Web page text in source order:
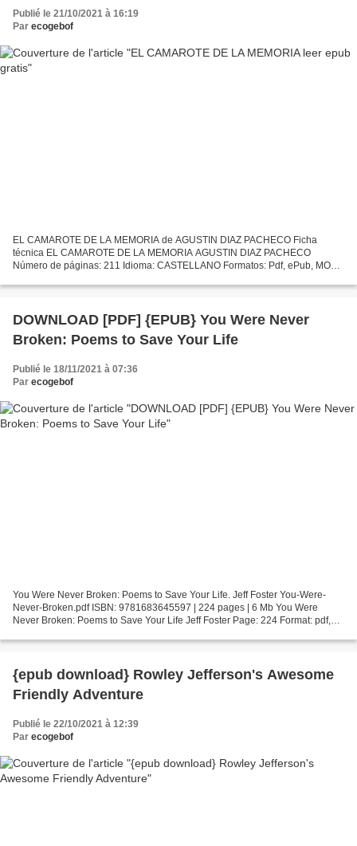
Publié le 21/10/2021 à 16:19
Par ecogebof
EL CAMAROTE DE LA MEMORIA de AGUSTIN DIAZ PACHECO Ficha
técnica EL CAMAROTE DE LA MEMORIA AGUSTIN DIAZ PACHECO
Número de páginas: 211 Idioma: CASTELLANO Formatos: Pdf, ePub, MOBI,
Descargar...
DOWNLOAD [PDF] {EPUB} You Were Never
Broken: Poems to Save Your Life
Publié le 18/11/2021 à 07:36
Par ecogebof
You Were Never Broken: Poems to Save Your Life. Jeff Foster You-Were-
Never-Broken.pdf ISBN: 9781683645597 | 224 pages | 6 Mb You Were
Never Broken: Poems to Save Your Life Jeff Foster Page: 224 Format: pdf,
{epub download} Rowley Jefferson's Awesome
Friendly Adventure
Publié le 22/10/2021 à 12:39
Par ecogebof